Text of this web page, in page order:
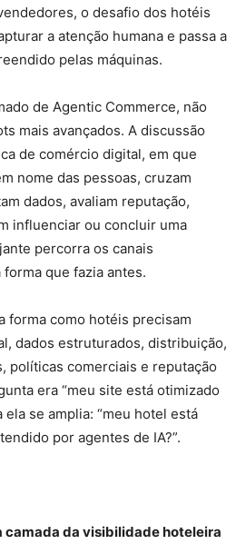
o desafio dos hotéis
a atenção humana e passa a
pelas máquinas.
de Agentic Commerce, não
mais avançados. A discussão
de comércio digital, em que
nome das pessoas, cruzam
dados, avaliam reputação,
influenciar ou concluir uma
percorra os canais
que fazia antes.
forma como hotéis precisam
dados estruturados, distribuição,
políticas comerciais e reputação
era “meu site está otimizado
ela se amplia: “meu hotel está
por agentes de IA?”.
camada da visibilidade hoteleira